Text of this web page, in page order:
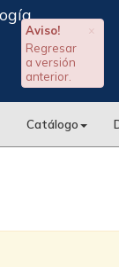
×
Aviso!
Regresar
a versión
anterior.
Catálogo